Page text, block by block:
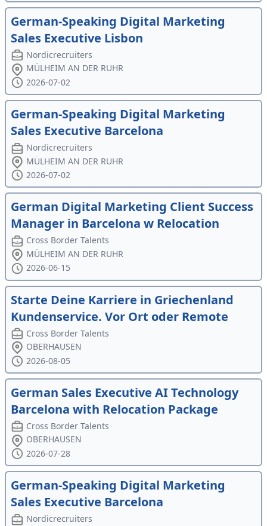
German-Speaking Digital Marketing
Sales Executive Lisbon
Nordicrecruiters
MÜLHEIM AN DER RUHR
2026-07-02
German-Speaking Digital Marketing
Sales Executive Barcelona
Nordicrecruiters
MÜLHEIM AN DER RUHR
2026-07-02
German Digital Marketing Client Success
Manager in Barcelona w Relocation
Cross Border Talents
MÜLHEIM AN DER RUHR
2026-06-15
Starte Deine Karriere in Griechenland
Kundenservice. Vor Ort oder Remote
Cross Border Talents
OBERHAUSEN
2026-08-05
German Sales Executive AI Technology
Barcelona with Relocation Package
Cross Border Talents
OBERHAUSEN
2026-07-28
German-Speaking Digital Marketing
Sales Executive Barcelona
Nordicrecruiters